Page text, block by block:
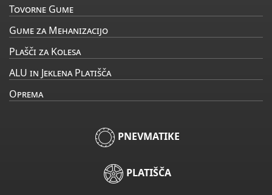
Tovorne Gume
Gume za Mehanizacijo
Plašči za Kolesa
ALU in Jeklena Platišča
Oprema
PNEVMATIKE
PLATIŠČA